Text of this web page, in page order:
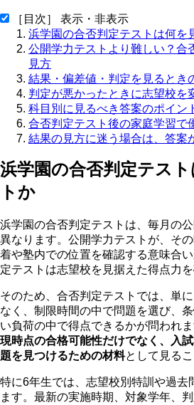
［目次］ 表示・非表示
浜学園の合否判定テストは何を
公開学力テストより難しい？合
見方
結果・偏差値・判定を見るとき
判定が悪かったときに志望校を
科目別に見るべき答案のポイン
合否判定テスト後の家庭学習で
結果の見方に迷う場合は、答案
浜学園の合否判定テス
トか
浜学園の合否判定テストは、毎月の
異なります。公開学力テストが、そ
着や塾内での位置を確認する意味合
定テストは志望校を見据えた得点力
そのため、合否判定テストでは、単
なく、制限時間の中で問題を選び、
い負荷の中で得点できるかが問われま
現時点の合格可能性だけでなく、入
題を見つけるための材料として見るこ
特に6年生では、志望校別特訓や過去
ます。最新の実施時期、対象学年、